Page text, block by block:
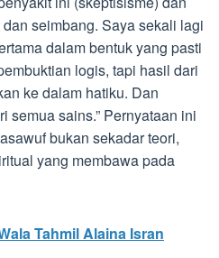
seimbang. Saya sekali lagi
dalam bentuk yang pasti
logis, tapi hasil dari
ke dalam hatiku. Dan
semua sains.” Pernyataan ini
bukan sekadar teori,
yang membawa pada
Tahmil Alaina Isran